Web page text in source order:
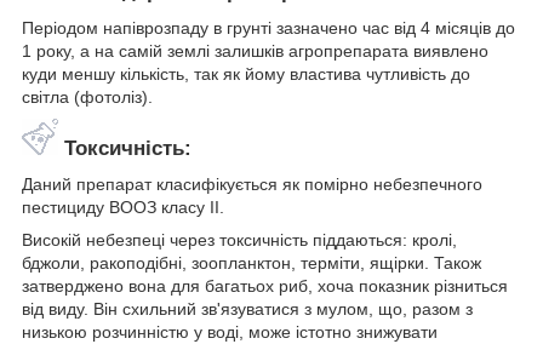
Періодом напіврозпаду в грунті зазначено час від 4 місяців до
1 року, а на самій землі залишків агропрепарата виявлено
куди меншу кількість, так як йому властива чутливість до
світла (фотоліз).
Токсичність:
Даний препарат класифікується як помірно небезпечного
пестициду ВООЗ класу II.
Високій небезпеці через токсичність піддаються: кролі,
бджоли, ракоподібні, зоопланктон, терміти, ящірки. Також
затверджено вона для багатьох риб, хоча показник різниться
від виду. Він схильний зв'язуватися з мулом, що, разом з
низькою розчинністю у воді, може істотно знижувати